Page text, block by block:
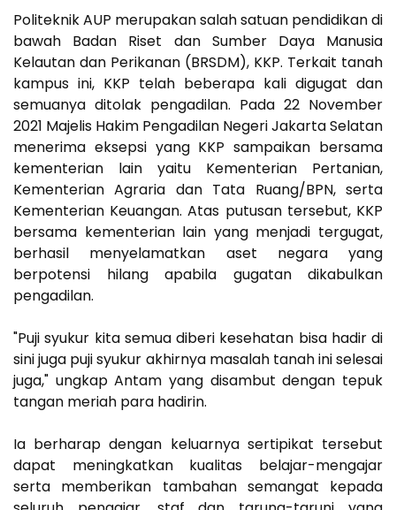
Politeknik AUP merupakan salah satuan pendidikan di
bawah Badan Riset dan Sumber Daya Manusia
Kelautan dan Perikanan (BRSDM), KKP. Terkait tanah
kampus ini, KKP telah beberapa kali digugat dan
semuanya ditolak pengadilan. Pada 22 November
2021 Majelis Hakim Pengadilan Negeri Jakarta Selatan
menerima eksepsi yang KKP sampaikan bersama
kementerian lain yaitu Kementerian Pertanian,
Kementerian Agraria dan Tata Ruang/BPN, serta
Kementerian Keuangan. Atas putusan tersebut, KKP
bersama kementerian lain yang menjadi tergugat,
berhasil menyelamatkan aset negara yang
berpotensi hilang apabila gugatan dikabulkan
pengadilan.
"Puji syukur kita semua diberi kesehatan bisa hadir di
sini juga puji syukur akhirnya masalah tanah ini selesai
juga," ungkap Antam yang disambut dengan tepuk
tangan meriah para hadirin.
Ia berharap dengan keluarnya sertipikat tersebut
dapat meningkatkan kualitas belajar-mengajar
serta memberikan tambahan semangat kepada